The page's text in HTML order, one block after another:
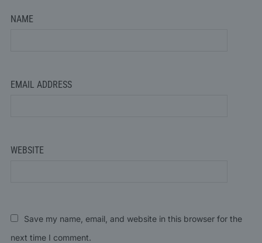
NAME
EMAIL ADDRESS
WEBSITE
Save my name, email, and website in this browser for the
next time I comment.